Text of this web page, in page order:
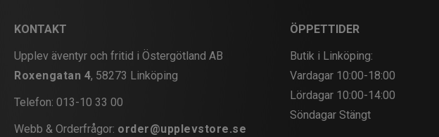
KONTAKT
Upplev äventyr och fritid i Östergötland AB
Roxengatan 4, 58273 Linköping
Telefon: 013-10 33 00
Webb & Orderfrågor: order@upplevstore.se
ÖPPETTIDER
Butik i Linköping:
Vardagar 10:00-18:00
Lördagar 10:00-14:00
Söndagar Stängt